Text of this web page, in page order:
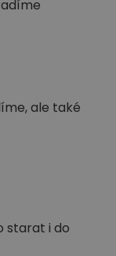
ale také
starat i do